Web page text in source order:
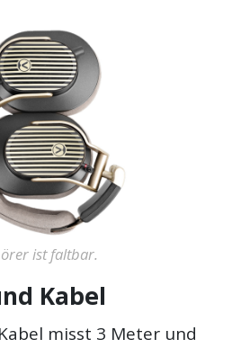
ist faltbar.
Kabel
misst 3 Meter und